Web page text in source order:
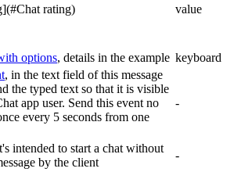
rating)
value
options, details in the example keyboard
, in the text field of this message
the typed text so that it is visible
app user. Send this event no
every 5 seconds from one
-
intended to start a chat without
by the client
-